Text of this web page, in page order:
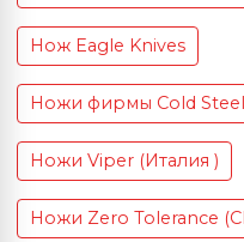
Нож Eagle Knives
Ножи фирмы Cold
Ножи Viper (Италия )
Ножи Zero Tolerance